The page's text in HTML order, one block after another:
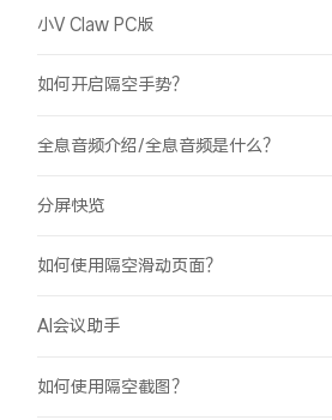
小V Claw PC版
如何开启隔空手势？
全息音频介绍/全息音频是什么？
分屏快览
如何使用隔空滑动页面？
AI会议助手
如何使用隔空截图？